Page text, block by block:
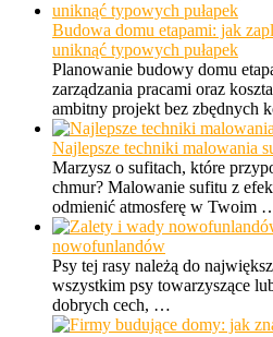
Budowa domu etapami: jak
uniknąć typowych pułapek
Planowanie budowy domu
zarządzania pracami oraz
ambitny projekt bez zbędnych
Najlepsze techniki malowania
Marzysz o sufitach, które
chmur? Malowanie sufitu z
odmienić atmosferę w Twoim
nowofunlandów
Psy tej rasy należą do
wszystkim psy towarzyszące
dobrych cech, …